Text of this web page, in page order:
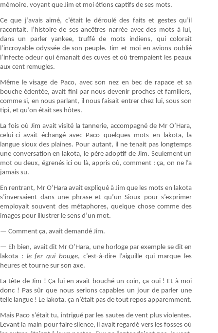
mémoire, voyant que Jim et moi étions captifs de ses mots.
Ce que j’avais aimé, c’était le déroulé des faits et gestes qu’il
racontait, l’histoire de ses ancêtres narrée avec des mots à lui,
dans un parler yankee, truffé de mots indiens, qui colorait
l’incroyable odyssée de son peuple. Jim et moi en avions oublié
l’infecte odeur qui émanait des cuves et où trempaient les peaux
aux cent remugles.
Même le visage de Paco, avec son nez en bec de rapace et sa
bouche édentée, avait fini par nous devenir proches et familiers,
comme si, en nous parlant, il nous faisait entrer chez lui, sous son
tipi, et qu’on était ses hôtes.
La fois où Jim avait visité la tannerie, accompagné de Mr O’Hara,
celui-ci avait échangé avec Paco quelques mots en lakota, la
langue sioux des plaines. Pour autant, il ne tenait pas longtemps
une conversation en lakota, le père adoptif de Jim. Seulement un
mot ou deux, égrenés ici ou là, appris où, comment : ça, on ne l’a
jamais su.
En rentrant, Mr O’Hara avait expliqué à Jim que les mots en lakota
s’inversaient dans une phrase et qu’un Sioux pour s’exprimer
employait souvent des métaphores, quelque chose comme des
images pour illustrer le sens d’un mot.
— Comment ça, avait demandé Jim.
— Eh bien, avait dit Mr O’Hara, une horloge par exemple se dit en
lakota : le fer qui bouge, c’est-à-dire l’aiguille qui marque les
heures et tourne sur son axe.
La tête de Jim ! Ça lui en avait bouché un coin, ça oui ! Et à moi
donc ! Pas sûr que nous serions capables un jour de parler une
telle langue ! Le lakota, ça n’était pas de tout repos apparemment.
Mais Paco s’était tu, intrigué par les sautes de vent plus violentes.
Levant la main pour faire silence, il avait regardé vers les fosses où